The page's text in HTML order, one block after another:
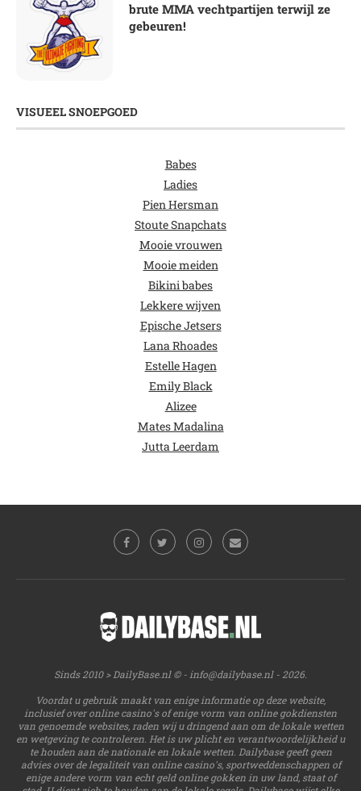
brute MMA vechtpartijen terwijl ze
gebeuren!
VISUEEL SNOEPGOED
Babes
Ladies
Pien Hersman
Stoute Snapchats
Mooie vrouwen
Mooie meiden
Bikini babes
Lekkere wijven
Epische Jetsers
Lana Rhoades
Estelle Hagen
Emily Black
Alizee
Mates Madalina
Jutta Leerdam
Sinds 2010 > DailyBase.nl © - info@dailybase.nl- 2026.
Voordat u gebruik maakt van enige informatie op deze website,
inclusief over online casino's of enige vorm van online gokdiensten
van genoemde websites, raden wij u dringend aan om de lokale wetten
en wetgeving te controleren. Het is uw plicht en verantwoordelijkheid u
te houden aan de nationale en lokale wetten. Dailybase geeft geen
advies over de legaliteit van online casino's, sportweddenschappen of
enige andere vorm van echt geld online gokken in uw land, staat of